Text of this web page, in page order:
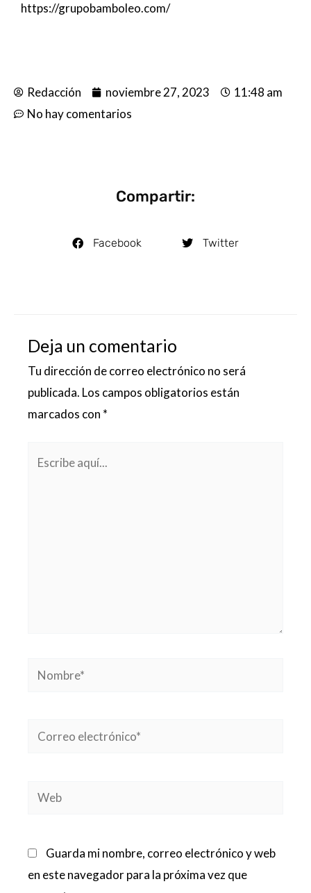
https://grupobamboleo.com/
Redacción noviembre 27, 2023
11:48 am
No hay comentarios
Compartir:
Facebook Twitter
Deja un comentario
Tu dirección de correo electrónico no será
publicada. Los campos obligatorios están
marcados con *
Nombre*
Correo
Web
Guarda mi nombre, correo electrónico y web
en este navegador para la próxima vez que